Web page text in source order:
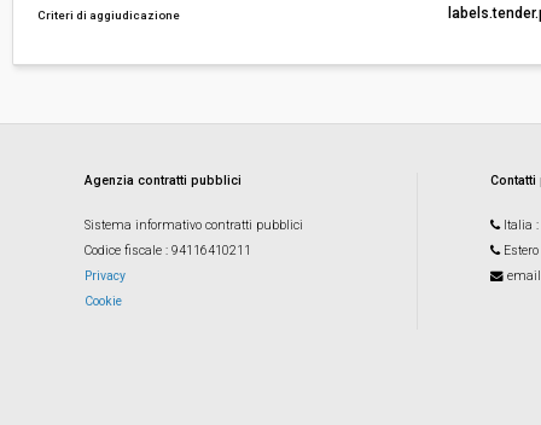
Costi di sicurezza non soggetti a
Criteri di aggiudicazione
Agenzia contratti pubblici
Sistema informativo contratti pubblici
Codice fiscale : 94116410211
Privacy
Cookie
Italia
Estero
email